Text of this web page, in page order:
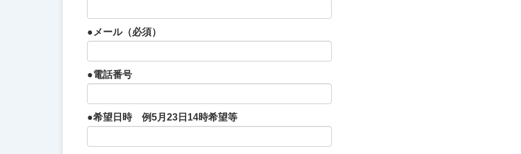
●メール（必須）
●電話番号
●希望日時 例5月23日14時希望等